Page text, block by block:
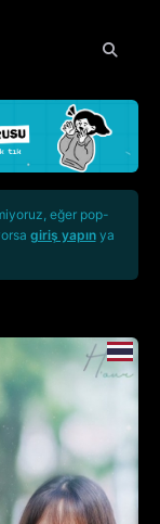
eğer pop-
giriş yapınya